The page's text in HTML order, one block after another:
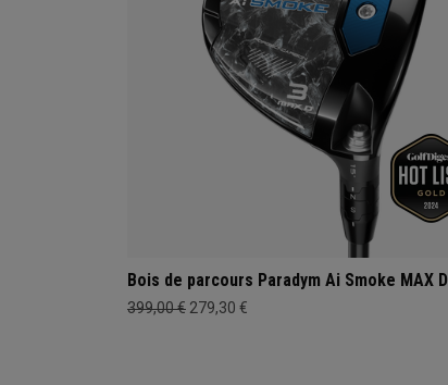
Bois de parcours Paradym Ai Smoke MAX D
399,00 € 279,30 €